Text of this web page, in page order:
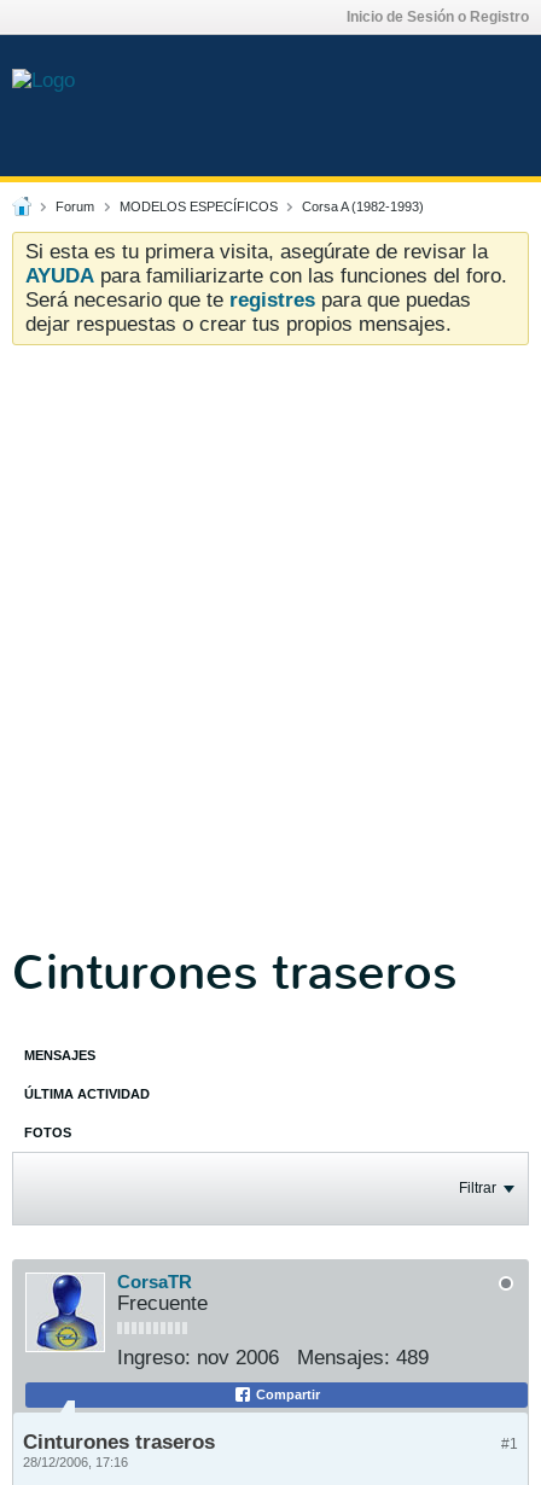
Inicio de Sesión o Registro
Forum MODELOS ESPECÍFICOS Corsa A (1982-1993)
Si esta es tu primera visita, asegúrate de revisar la
AYUDA para familiarizarte con las funciones del foro.
Será necesario que te registres para que puedas
dejar respuestas o crear tus propios mensajes.
Cinturones traseros
MENSAJES
ÚLTIMA ACTIVIDAD
FOTOS
Filtrar
CorsaTR
Frecuente
Ingreso: nov 2006 Mensajes: 489
Compartir
#1
Cinturones traseros
28/12/2006, 17:16